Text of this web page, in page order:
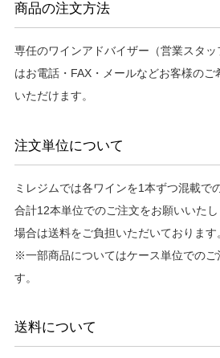
商品の注文方法
専任のワインアドバイザー（営業スタッ
はお電話・FAX・メールなどお客様の
いただけます。
注文単位について
ミレジムでは各ワインを1本ずつ混載で
合計12本単位でのご注文をお願いいた
場合は送料をご負担いただいております
※一部商品についてはケース単位でのご
す。
送料について